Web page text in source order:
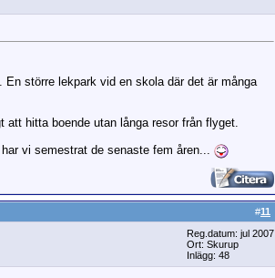
större lekpark vid en skola där det är många
hitta boende utan långa resor från flyget.
vi semestrat de senaste fem åren...
#11
Reg.datum: jul 2007
Ort: Skurup
Inlägg: 48